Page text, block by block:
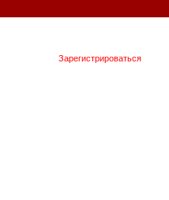
Зарегистрироваться